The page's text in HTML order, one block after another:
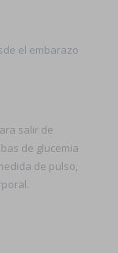
el embarazo
salir de
de glucemia
de pulso,